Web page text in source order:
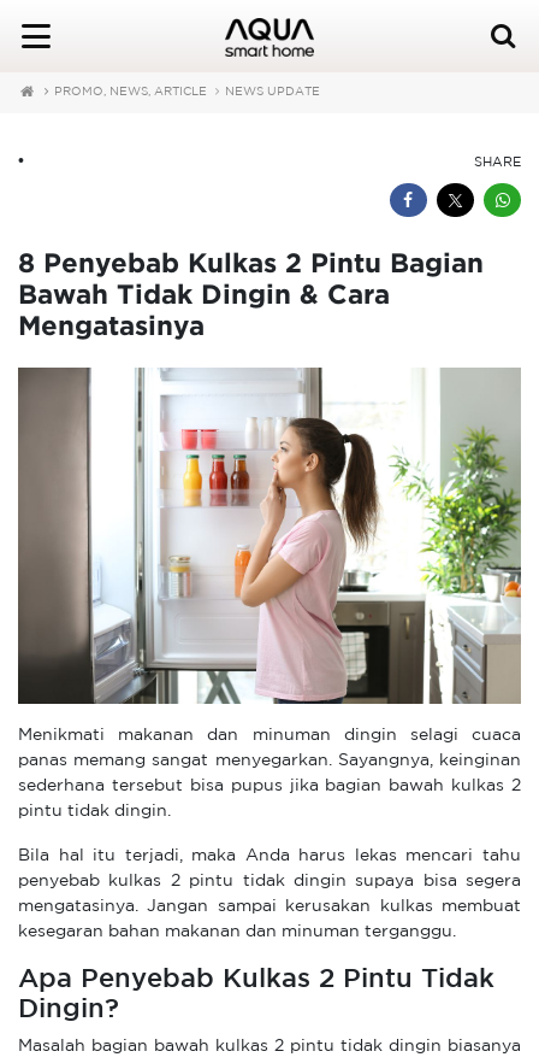
PROMO, NEWS, ARTICLE NEWS UPDATE
SHARE
•
8 Penyebab Kulkas 2 Pintu Bagian
Bawah Tidak Dingin & Cara
Mengatasinya
Menikmati makanan dan minuman dingin selagi cuaca
panas memang sangat menyegarkan. Sayangnya, keinginan
sederhana tersebut bisa pupus jika bagian bawah kulkas 2
pintu tidak dingin.
Bila hal itu terjadi, maka Anda harus lekas mencari tahu
penyebab kulkas 2 pintu tidak dingin supaya bisa segera
mengatasinya. Jangan sampai kerusakan kulkas membuat
kesegaran bahan makanan dan minuman terganggu.
Apa Penyebab Kulkas 2 Pintu Tidak
Dingin?
Masalah bagian bawah kulkas 2 pintu tidak dingin biasanya